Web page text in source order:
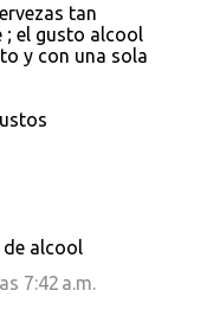
tan
; el gusto alcool
y con una sola
de alcool
7:42 a.m.